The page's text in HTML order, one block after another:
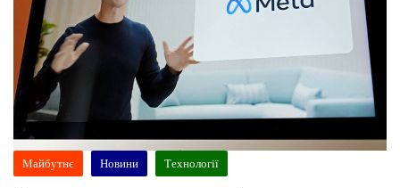
Майбутнє Новини Технології